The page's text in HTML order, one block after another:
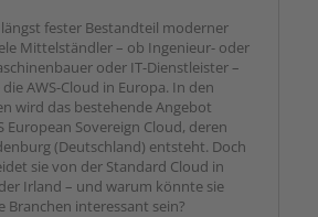
fester Bestandteil moderner
Mittelständler – ob Ingenieur- oder
oder IT-Dienstleister –
AWS-Cloud in Europa. In den
wird das bestehende Angebot
European Sovereign Cloud, deren
(Deutschland) entsteht. Doch
sie von der Standard Cloud in
Irland – und warum könnte sie
Branchen interessant sein?